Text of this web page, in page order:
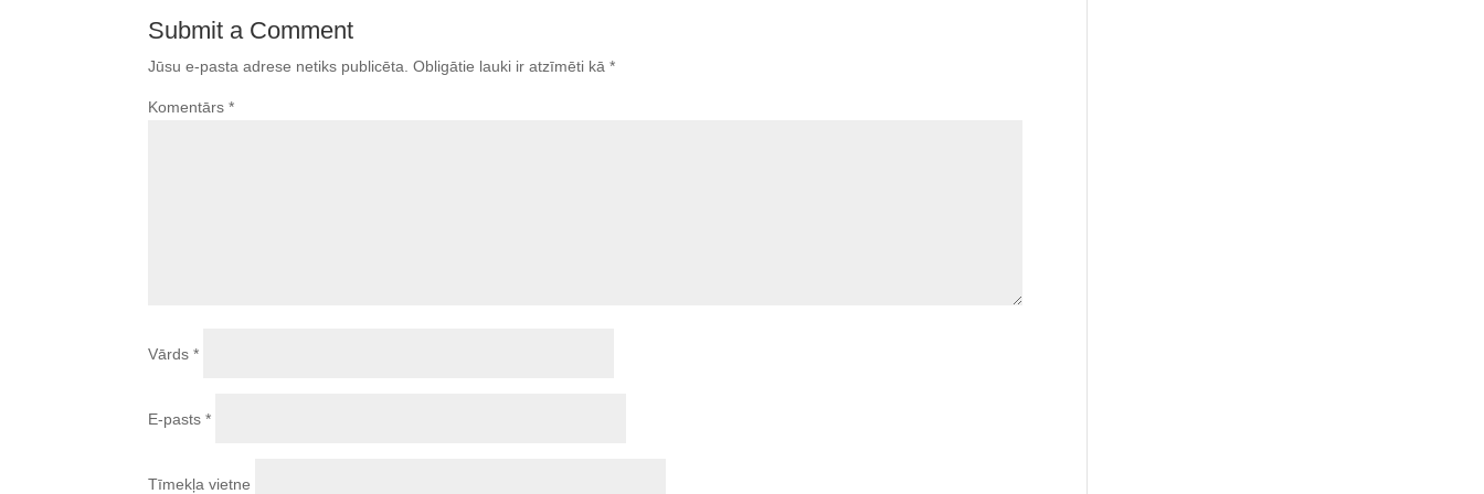
Submit a Comment
Jūsu e-pasta adrese netiks publicēta. Obligātie lauki ir atzīmēti kā*
Komentārs*
Vārds*
E-pasts*
Tīmekļa vietne